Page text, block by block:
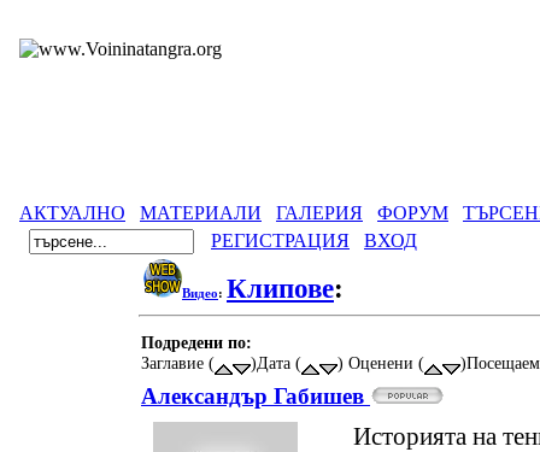
АКТУАЛНО МАТЕРИАЛИ ГАЛЕРИЯ ФОРУМ
РЕГИСТРАЦИЯ
ВХОД
Видео: Клипове:
Подредени по:
Заглавие (
)Дата ( ) Оценени (
Александър Габишев
Историята на